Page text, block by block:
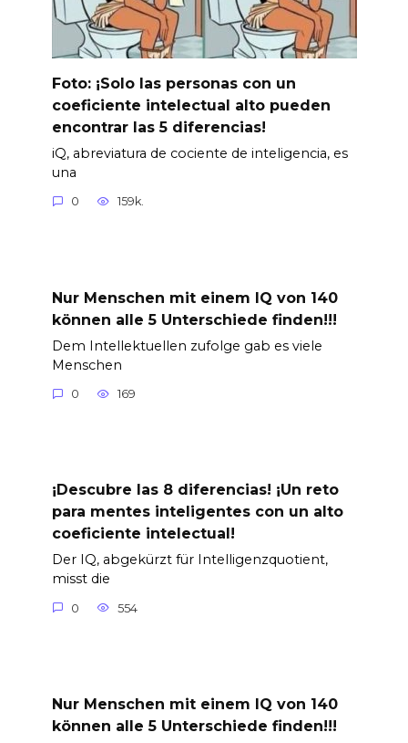
Foto: ¡Solo las personas con un
coeficiente intelectual alto pueden
encontrar las 5 diferencias!
iQ, abreviatura de cociente de inteligencia, es
una
0 159k.
Nur Menschen mit einem IQ von 140
können alle 5 Unterschiede finden!!!
Dem Intellektuellen zufolge gab es viele
Menschen
0 169
¡Descubre las 8 diferencias! ¡Un reto
para mentes inteligentes con un alto
coeficiente intelectual!
Der IQ, abgekürzt für Intelligenzquotient,
misst die
0 554
Nur Menschen mit einem IQ von 140
können alle 5 Unterschiede finden!!!